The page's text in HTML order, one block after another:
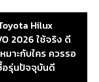
Hilux
2026 ใช้จริง ดี
มาะกับใคร ควรรอ
อรุ่นปัจจุบันดี